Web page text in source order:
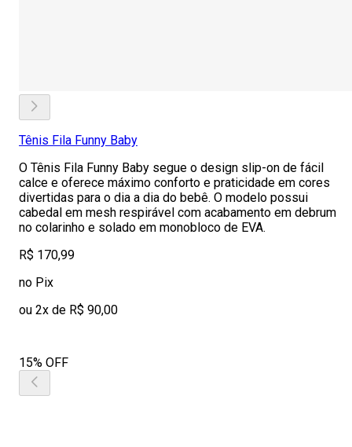
Tênis Fila Funny Baby
O Tênis Fila Funny Baby segue o design slip-on de fácil
calce e oferece máximo conforto e praticidade em cores
divertidas para o dia a dia do bebê. O modelo possui
cabedal em mesh respirável com acabamento em debrum
no colarinho e solado em monobloco de EVA.
R$ 170,99
no Pix
ou 2x de R$ 90,00
15% OFF